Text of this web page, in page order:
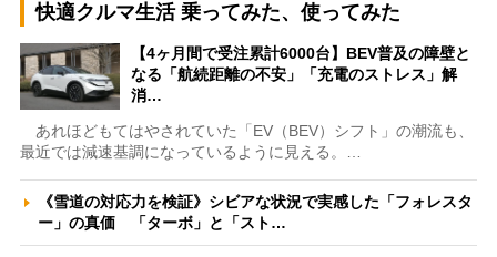
快適クルマ生活 乗ってみた、使ってみた
【4ヶ月間で受注累計6000台】BEV普及の障壁と
なる「航続距離の不安」「充電のストレス」解
消…
あれほどもてはやされていた「EV（BEV）シフト」の潮流も、
最近では減速基調になっているように見える。…
《雪道の対応力を検証》シビアな状況で実感した「フォレスタ
ー」の真価 「ターボ」と「スト…